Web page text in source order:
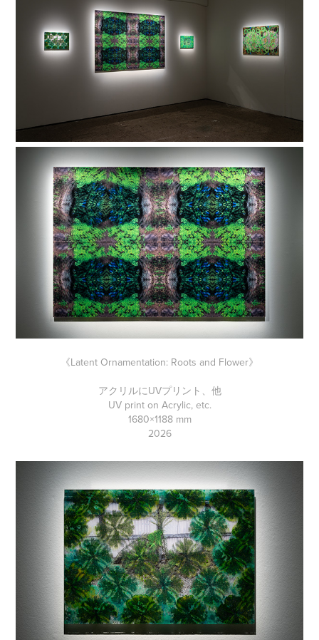
《Latent Ornamentation: Roots and Flower》
アクリルにUVプリント、他
UV print on Acrylic, etc.
1680×1188 mm
2026